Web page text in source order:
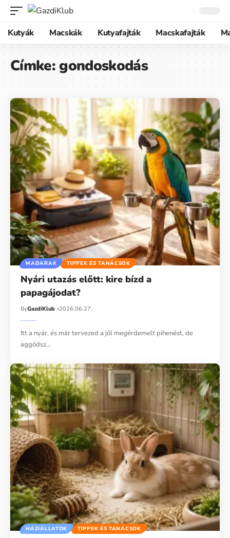
Kutyák Macskák Kutyafajták Macskafajták
Címke:gondoskodás
MADARAK TIPPEK ÉS TANÁCSOK
Nyári utazás előtt: kire bízd a
papagájodat?
ByGazdiKlub 2026.06.27.
Itt a nyár, és már tervezed a jól megérdemelt pihenést, de
aggódsz…
HÁZIÁLLATOK TIPPEK ÉS TANÁCSOK